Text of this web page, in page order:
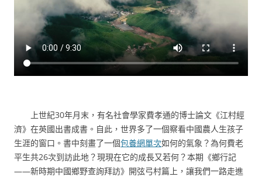
上世紀30年月末，有名社會學家費孝通的博士論文《江村經
濟》在英國出書成書。自此，世界多了一個察看中國農人生孩子
生涯的窗口。書中刻畫了一個包養網單次如何的氣象？為何費老
平生共26次到訪此地？現現在它的成長又若何？本期《鄉行記
——新時期中國鄉野查詢拜訪》開弦弓村篇上，讓我們一路走進